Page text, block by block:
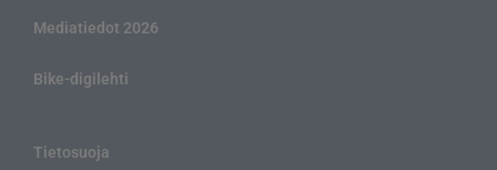
Mediatiedot 2026
Bike-digilehti
Tietosuoja